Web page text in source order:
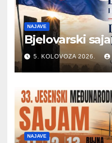
NAJAVE
Bjelovarski
5. KOLOVOZA 2026.
NAJAVE